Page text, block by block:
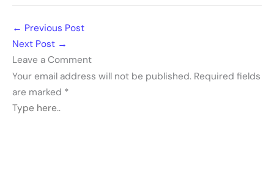
← Previous Post
Next Post →
Leave a Comment
Your email address will not be published. Required fields
are marked *